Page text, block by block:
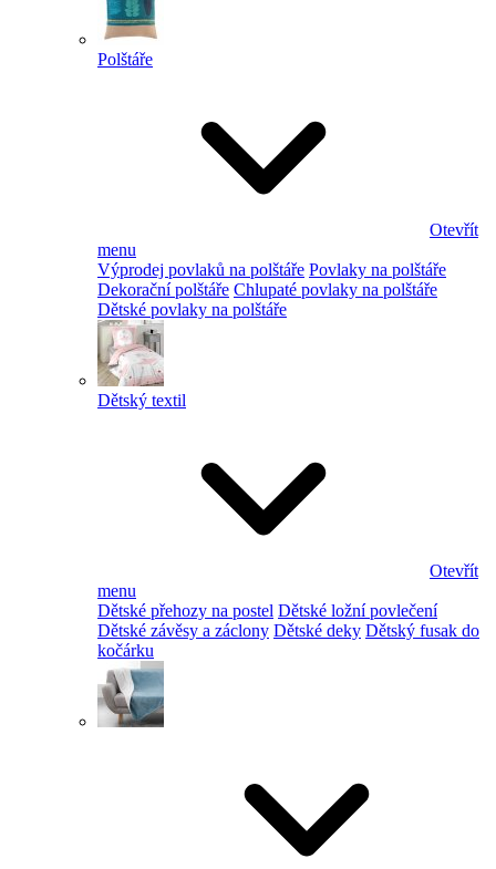
Polštáře
Otevřít
menu
Výprodej povlaků na polštáře Povlaky na polštáře
Dekorační polštáře Chlupaté povlaky na polštáře
Dětské povlaky na polštáře
Dětský textil
Otevřít
menu
Dětské přehozy na postel Dětské ložní povlečení
Dětské závěsy a záclony Dětské deky Dětský fusak do
kočárku